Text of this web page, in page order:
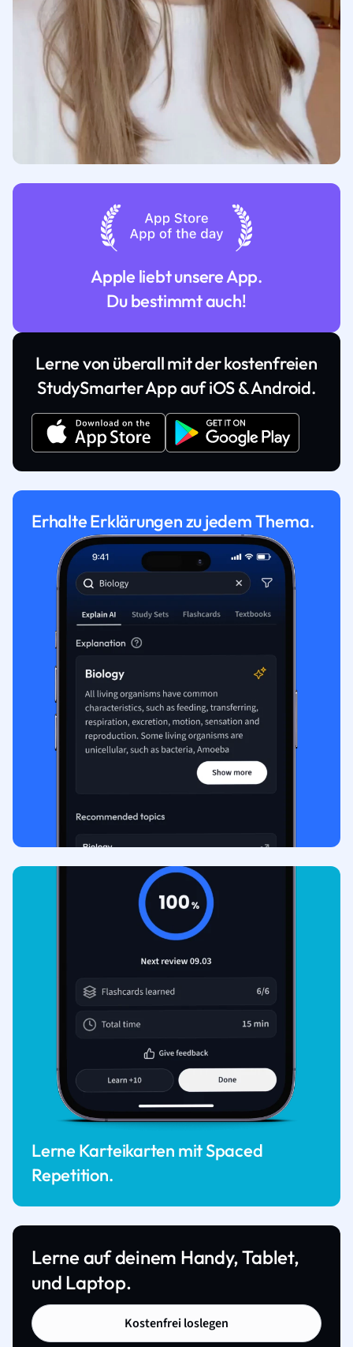
Apple liebt unsere App.
Du bestimmt auch!
Lerne von überall mit der kostenfreien
StudySmarter App auf iOS & Android.
Erhalte Erklärungen zu jedem Thema.
Lerne Karteikarten mit Spaced
Repetition.
Lerne auf deinem Handy, Tablet,
und Laptop.
Kostenfrei loslegen